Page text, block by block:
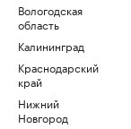
Вологодская
область
Калининград
Краснодарский
край
Нижний
Новгород